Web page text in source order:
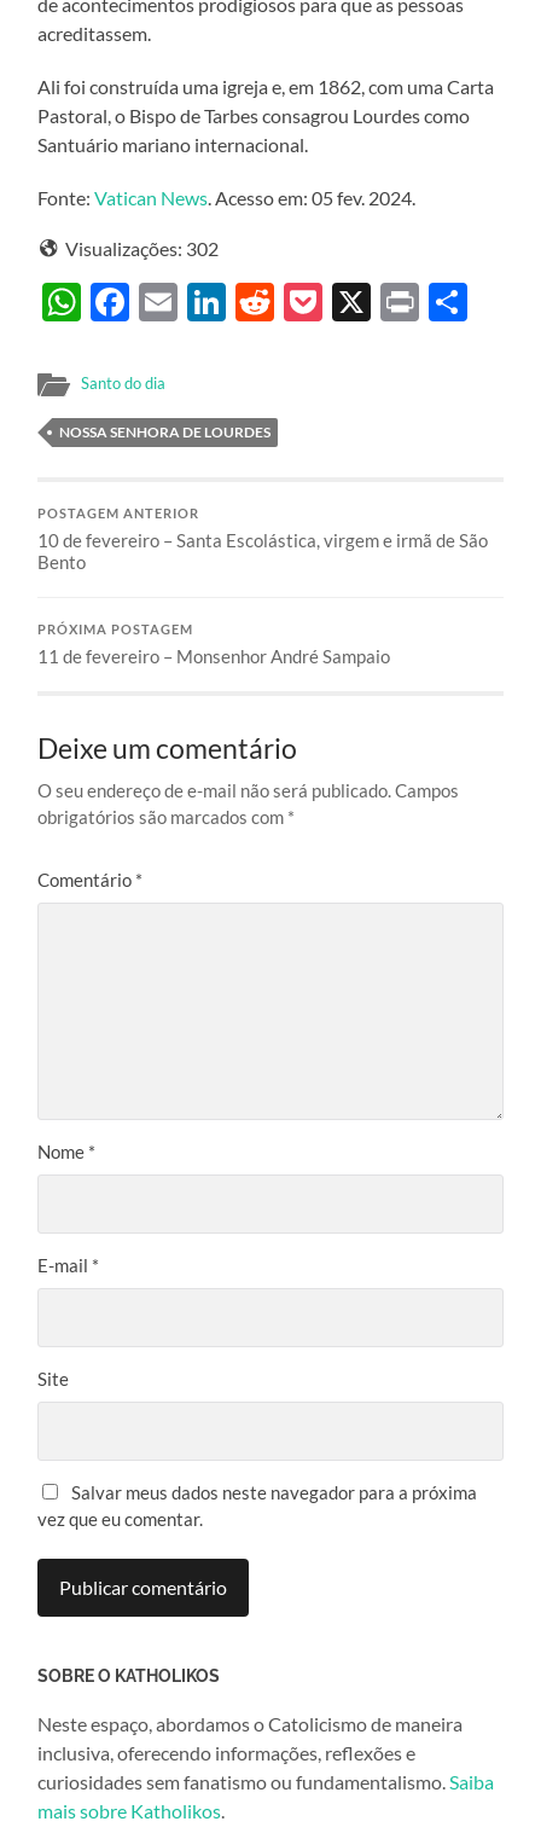
acreditassem.
Ali foi construída uma igreja e, em 1862, com uma Carta
Pastoral, o Bispo de Tarbes consagrou Lourdes como
Santuário mariano internacional.
Fonte:Vatican News . Acesso em: 05 fev. 2024.
Visualizações: 302
WhatsApp
Facebook
EmailLinkedIn
Reddit
Pocket
X Print
Santo do dia
NOSSA SENHORA DE LOURDES
POSTAGEM ANTERIOR
10 de fevereiro – Santa Escolástica, virgem e irmã de São
Bento
PRÓXIMA POSTAGEM
11 de fevereiro – Monsenhor André Sampaio
Deixe um comentário
O seu endereço de e-mail não será publicado. Campos
obrigatórios são marcados com *
Comentário *
Nome *
E-mail *
Site
Salvar meus dados neste navegador para a próxima
vez que eu comentar.
SOBRE O KATHOLIKOS
Neste espaço, abordamos o Catolicismo de maneira
inclusiva, oferecendo informações, reflexões e
curiosidades sem fanatismo ou fundamentalismo.Saiba
mais sobre Katholikos.